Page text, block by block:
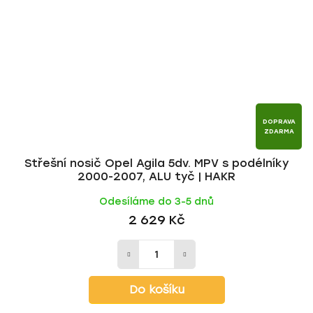
DOPRAVA
ZDARMA
Střešní nosič Opel Agila 5dv. MPV s podélníky
2000-2007, ALU tyč | HAKR
Odesíláme do 3-5 dnů
2 629 Kč
Do košíku